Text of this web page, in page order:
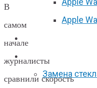
Apple
Замена
В
самом
начале
журналисты
сравнили скорость